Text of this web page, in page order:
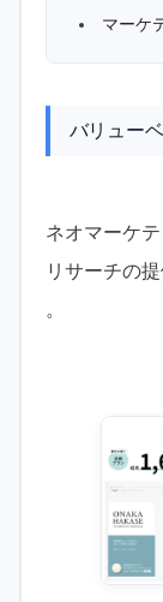
マーケ
バリュー
ネオマーケ
リサーチの
。